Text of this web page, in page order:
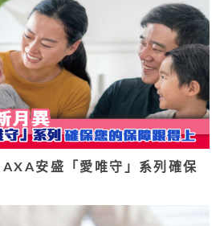
安盛「愛唯守」系列確保